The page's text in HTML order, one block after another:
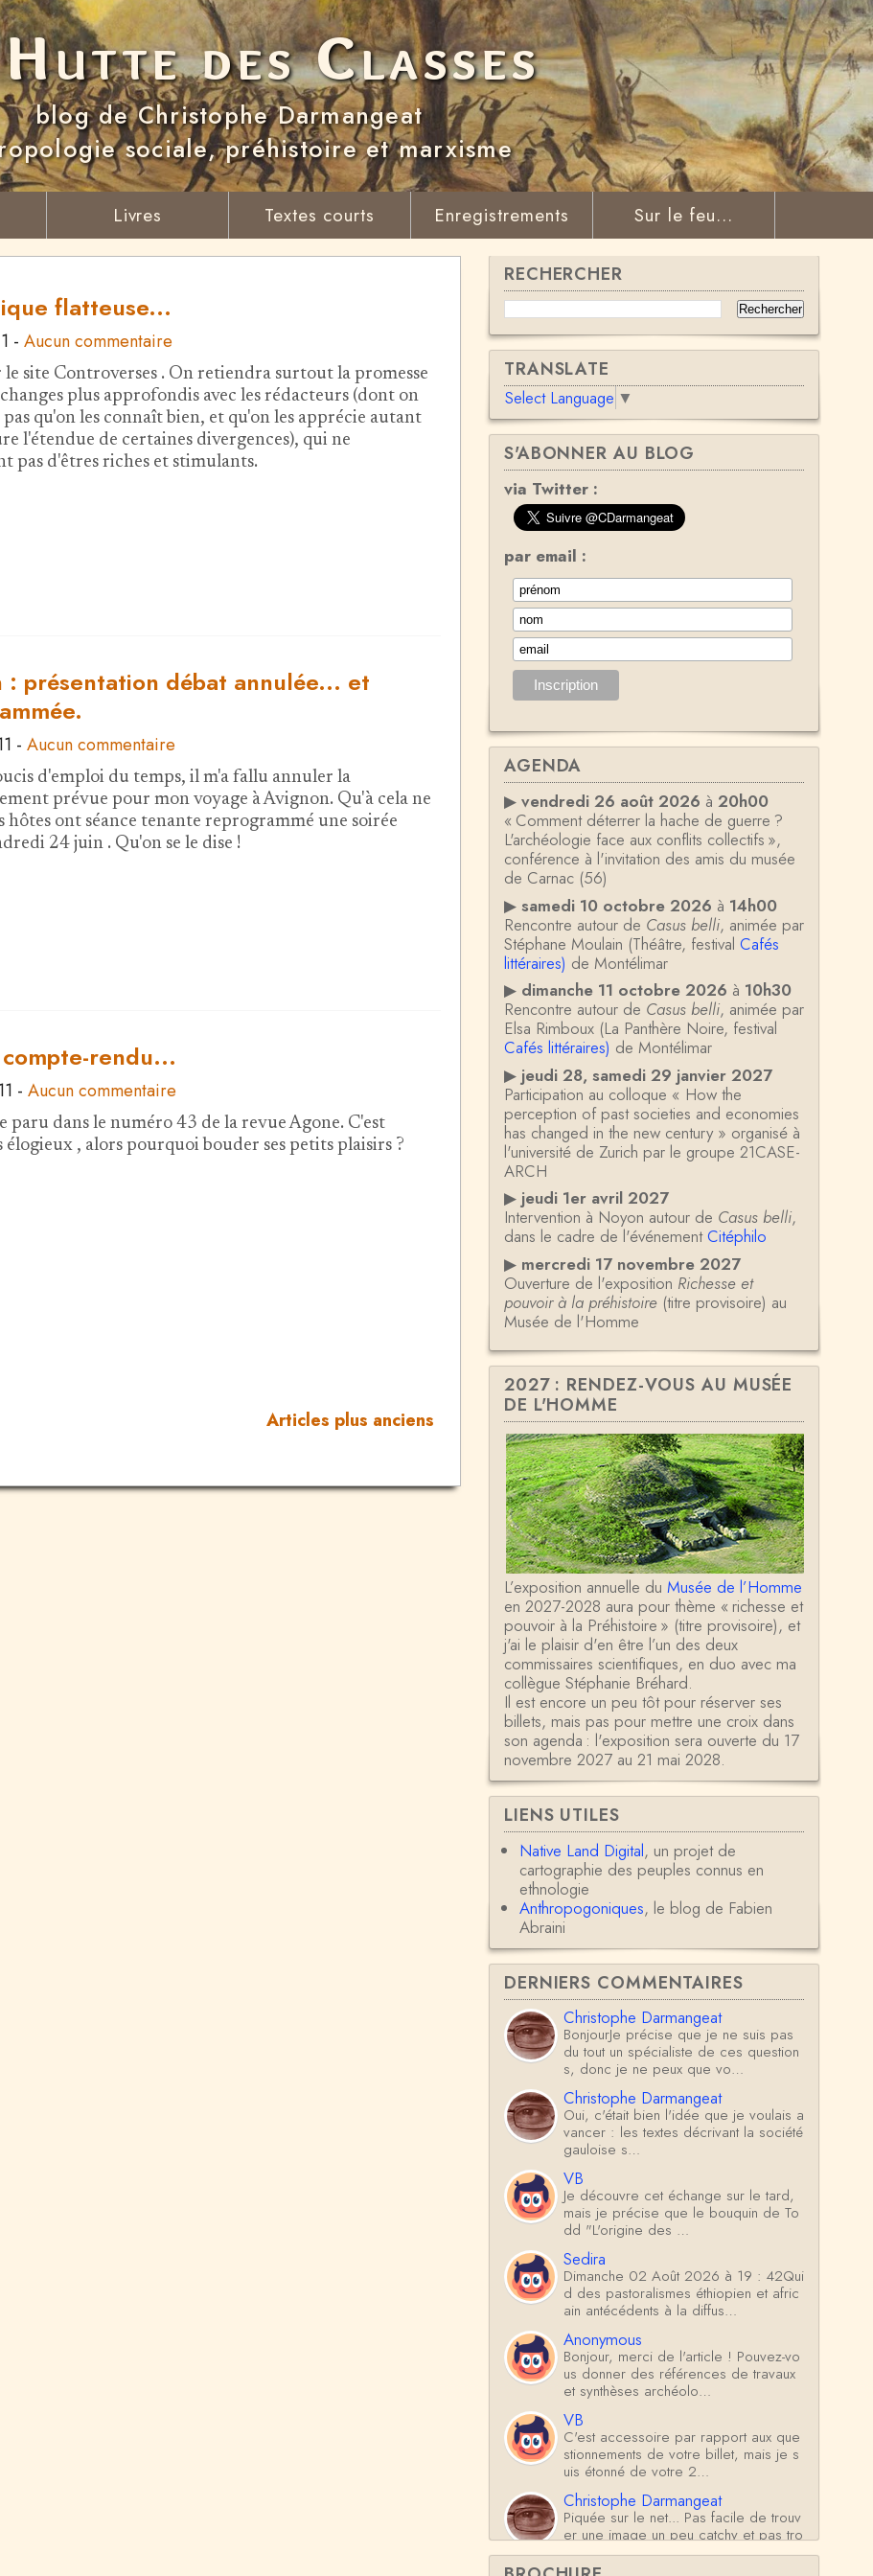
des Classes
blog de Christophe Darmangeat
sociale, préhistoire et marxisme
Livres Textes courts Enregistrements Sur le feu...
flatteuse...
- Aucun commentaire
le site Controverses . On retiendra surtout la promesse
plus approfondis avec les rédacteurs (dont on
pas qu'on les connaît bien, et qu'on les apprécie autant
l'étendue de certaines divergences), qui ne
pas d'êtres riches et stimulants.
: présentation débat annulée... et
- Aucun commentaire
d'emploi du temps, il m'a fallu annuler la
prévue pour mon voyage à Avignon. Qu'à cela ne
hôtes ont séance tenante reprogrammé une soirée
24 juin . Qu'on se le dise !
rendu...
- Aucun commentaire
paru dans le numéro 43 de la revue Agone. C'est
élogieux , alors pourquoi bouder ses petits plaisirs ?
Articles plus anciens
RECHERCHER
TRANSLATE
Select Language ▼
S'ABONNER AU BLOG
via Twitter :
par email :
AGENDA
▶ vendredi 26 août 2026 à 20h00
« Comment déterrer la hache de guerre ?
L'archéologie face aux conflits collectifs »,
conférence à l'invitation des amis du musée
de Carnac (56)
▶ samedi 10 octobre 2026 à 14h00
Rencontre autour de Casus belli, animée par
Stéphane Moulain (Théâtre, festival Cafés
littéraires) de Montélimar
▶ dimanche 11 octobre 2026 à 10h30
Rencontre autour de Casus belli, animée par
Elsa Rimboux (La Panthère Noire, festival
Cafés littéraires) de Montélimar
▶ jeudi 28, samedi 29 janvier 2027
Participation au colloque « How the
perception of past societies and economies
has changed in the new century » organisé à
l'université de Zurich par le groupe 21CASE-
ARCH
▶ jeudi 1er avril 2027
Intervention à Noyon autour de Casus belli,
dans le cadre de l'événementCitéphilo
▶ mercredi 17 novembre 2027
Ouverture de l'exposition Richesse et
pouvoir à la préhistoire(titre provisoire) au
Musée de l'Homme
2027 : RENDEZ-VOUS AU MUSÉE
DE L'HOMME
L’exposition annuelle du Musée de l’Homme
en 2027-2028 aura pour thème « richesse et
pouvoir à la Préhistoire » (titre provisoire), et
j'ai le plaisir d'en être l’un des deux
commissaires scientifiques, en duo avec ma
collègue Stéphanie Bréhard.
Il est encore un peu tôt pour réserver ses
billets, mais pas pour mettre une croix dans
son agenda : l'exposition sera ouverte du 17
novembre 2027 au 21 mai 2028.
LIENS UTILES
Native Land Digital, un projet de
cartographie des peuples connus en
ethnologie
Anthropogoniques, le blog de Fabien
Abraini
DERNIERS COMMENTAIRES
Christophe Darmangeat
BonjourJe précise que je ne suis pas
du tout un spécialiste de ces question
s, donc je ne peux que vo…
Christophe Darmangeat
Oui, c'était bien l'idée que je voulais a
vancer : les textes décrivant la société
gauloise s…
VB
Je découvre cet échange sur le tard,
mais je précise que le bouquin de To
dd "L'origine des …
Sedira
Dimanche 02 Août 2026 à 19 : 42Qui
d des pastoralismes éthiopien et afric
ain antécédents à la diffus…
Anonymous
Bonjour, merci de l'article ! Pouvez-vo
us donner des références de travaux
et synthèses archéolo…
VB
C'est accessoire par rapport aux que
stionnements de votre billet, mais je s
uis étonné de votre 2…
Christophe Darmangeat
Piquée sur le net... Pas facile de trouv
er une image un peu catchy et pas tro
p fantaisiste sur ce su…